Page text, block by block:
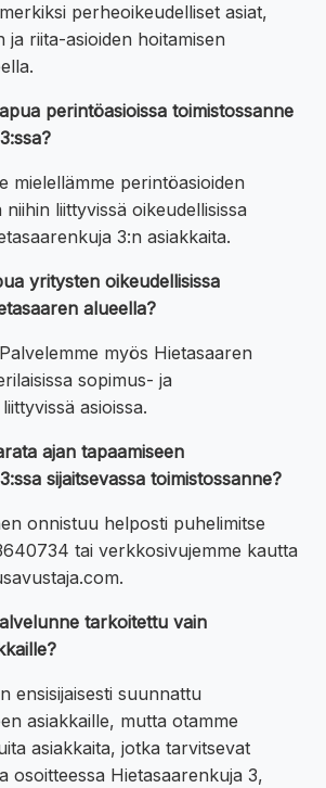
perheoikeudelliset asiat,
ja riita-asioiden hoitamisen
perintöasioissa toimistossanne
mielellämme perintöasioiden
niihin liittyvissä oikeudellisissa
3:n asiakkaita.
yritysten oikeudellisissa
alueella?
myös Hietasaaren
sopimus- ja
asioissa.
ajan tapaamiseen
sijaitsevassa toimistossanne?
onnistuu helposti puhelimitse
tai verkkosivujemme kautta
tarkoitettu vain
ensisijaisesti suunnattu
asiakkaille, mutta otamme
asiakkaita, jotka tarvitsevat
osoitteessa Hietasaarenkuja 3,